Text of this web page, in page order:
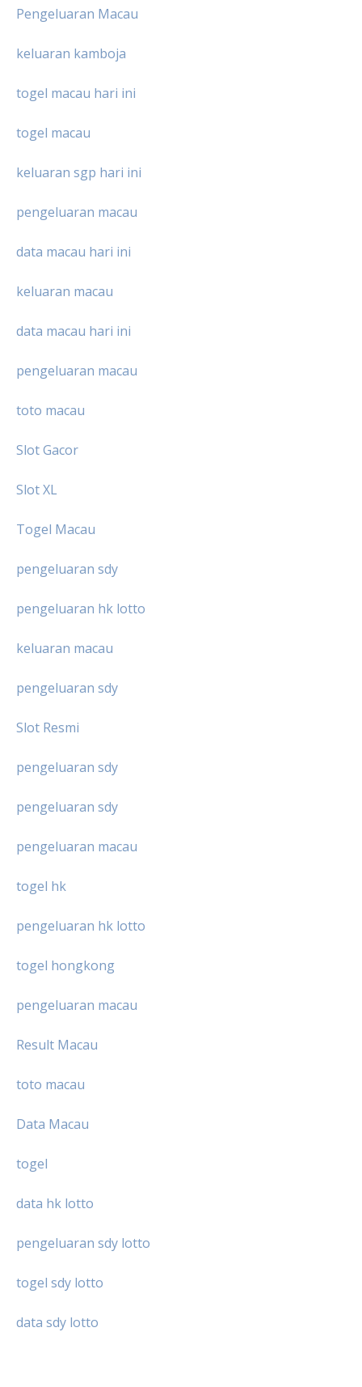
Pengeluaran Macau
keluaran kamboja
togel macau hari ini
togel macau
keluaran sgp hari ini
pengeluaran macau
data macau hari ini
keluaran macau
data macau hari ini
pengeluaran macau
toto macau
Slot Gacor
Slot XL
Togel Macau
pengeluaran sdy
pengeluaran hk lotto
keluaran macau
pengeluaran sdy
Slot Resmi
pengeluaran sdy
pengeluaran sdy
pengeluaran macau
togel hk
pengeluaran hk lotto
togel hongkong
pengeluaran macau
Result Macau
toto macau
Data Macau
togel
data hk lotto
pengeluaran sdy lotto
togel sdy lotto
data sdy lotto